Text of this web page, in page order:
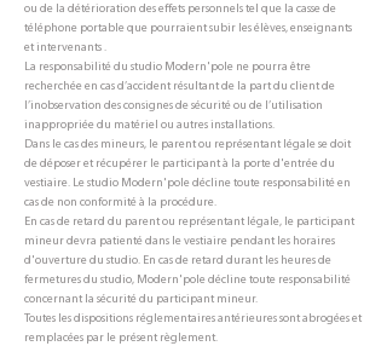
ou de la détérioration des effets personnels tel que la casse de
téléphone portable que pourraient subir les élèves, enseignants
et intervenants .
La responsabilité du studio Modern'pole ne pourra être
recherchée en cas d’accident résultant de la part du client de
l’inobservation des consignes de sécurité ou de l’utilisation
inappropriée du matériel ou autres installations.
Dans le cas des mineurs, le parent ou représentant légale se doit
de déposer et récupérer le participant à la porte d'entrée du
vestiaire. Le studio Modern'pole décline toute responsabilité en
cas de non conformité à la procédure.
En cas de retard du parent ou représentant légale, le participant
mineur devra patienté dans le vestiaire pendant les horaires
d'ouverture du studio. En cas de retard durant les heures de
fermetures du studio, Modern'pole décline toute responsabilité
concernant la sécurité du participant mineur.
Toutes les dispositions réglementaires antérieures sont abrogées et
remplacées par le présent règlement.